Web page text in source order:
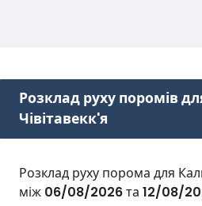
Розклад руху поромів
Чівітавекк'я
Розклад руху порома для
між 06/08/2026та 12/08/